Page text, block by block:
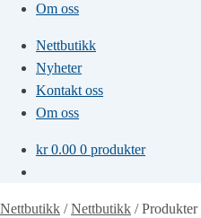
Om oss
Nettbutikk
Nyheter
Kontakt oss
Om oss
kr0.00 0 produkter
Nettbutikk /Nettbutikk /Produkter